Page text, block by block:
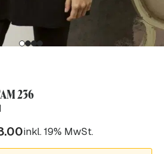
236
inkl. 19% MwSt.